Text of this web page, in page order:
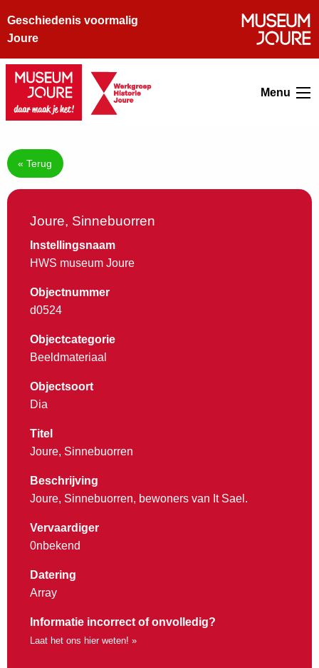
Geschiedenis voormalig
Joure
Menu
« Terug
Joure, Sinnebuorren
Instellingsnaam
HWS museum Joure
Objectnummer
d0524
Objectcategorie
Beeldmateriaal
Objectsoort
Dia
Titel
Joure, Sinnebuorren
Beschrijving
Joure, Sinnebuorren, bewoners van It Sael.
Vervaardiger
0nbekend
Datering
Array
Informatie incorrect of onvolledig?
Laat het ons hier weten! »